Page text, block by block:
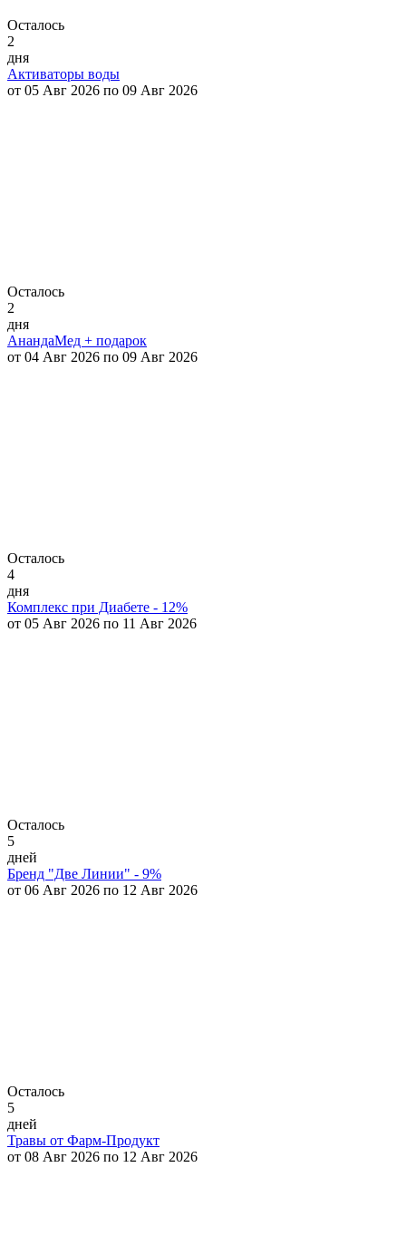
Осталось
2
дня
Активаторы воды
от 05 Авг 2026 по 09 Авг 2026
Осталось
2
дня
АнандаМед + подарок
от 04 Авг 2026 по 09 Авг 2026
Осталось
4
дня
Комплекс при Диабете - 12%
от 05 Авг 2026 по 11 Авг 2026
Осталось
5
дней
Бренд "Две Линии" - 9%
от 06 Авг 2026 по 12 Авг 2026
Осталось
5
дней
Травы от Фарм-Продукт
от 08 Авг 2026 по 12 Авг 2026